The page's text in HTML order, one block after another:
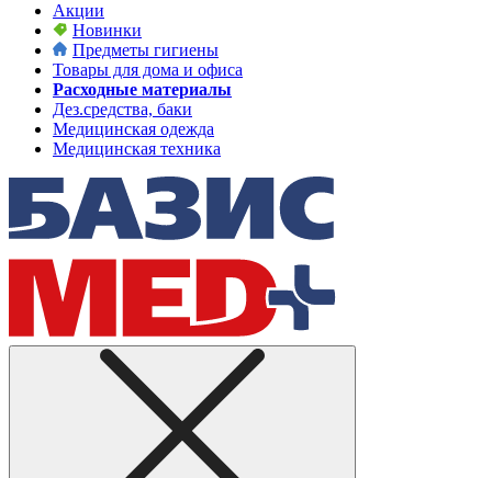
Акции
Новинки
Предметы гигиены
Товары для дома и офиса
Расходные материалы
Дез.средства, баки
Медицинская одежда
Медицинская техника